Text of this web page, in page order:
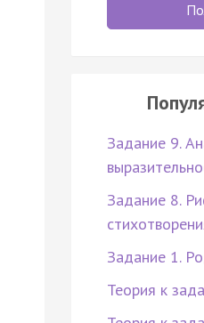
Задание 9.
Задание 8.
Задание 1.
Теория к